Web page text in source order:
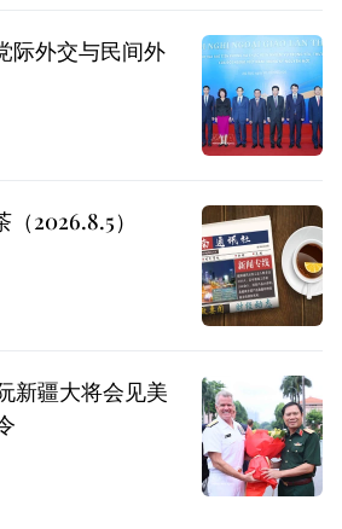
际外交与民间外
2026.8.5）
新疆大将会见美